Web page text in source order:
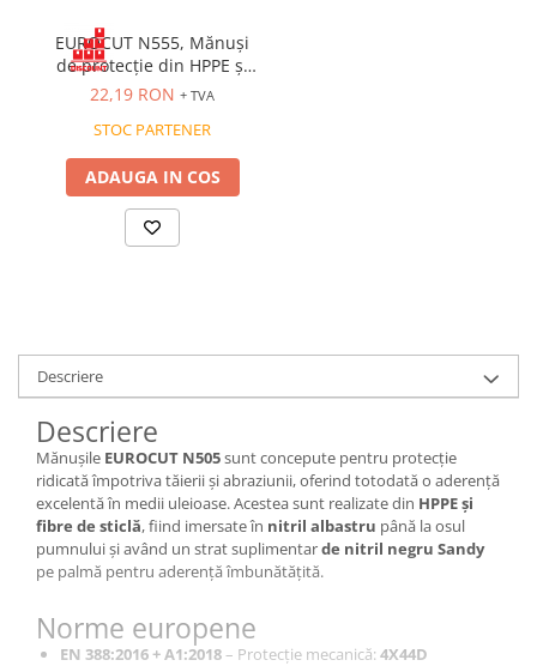
Pantofi de protecție SB
Pantofi de protecție S1P
Pantofi de protecție S2
Pantofi de protecție S3
Bocanci
Bocanci outdoor
Bocanci de lucru O1
Bocanci de protecție OB
Bocanci de protecție S2
Cizme
Cizme outdoor
Cizme de lucru OB
Cizme de lucru O4/O5
Cizme de protecție S3
Cizme de protecție S5
EUROCUT N555, Mănuși
de protecție din HPPE și
fibră de sticlă, imersate
22,19 RON + TVA
STOC PARTENER
ADAUGA IN COS
Descriere
Descriere
Mănușile EUROCUT N505sunt concepute pentru protecție
ridicată împotriva tăierii și abraziunii, oferind totodată o aderență
excelentă în medii uleioase. Acestea sunt realizate din HPPE și
fibre de sticlă, fiind imersate în nitril albastru până la osul
pumnului și având un strat suplimentarde nitril negru Sandy
pe palmă pentru aderență îmbunătățită.
Norme europene
EN 388:2016 + A1:2018– Protecție mecanică: 4X44D